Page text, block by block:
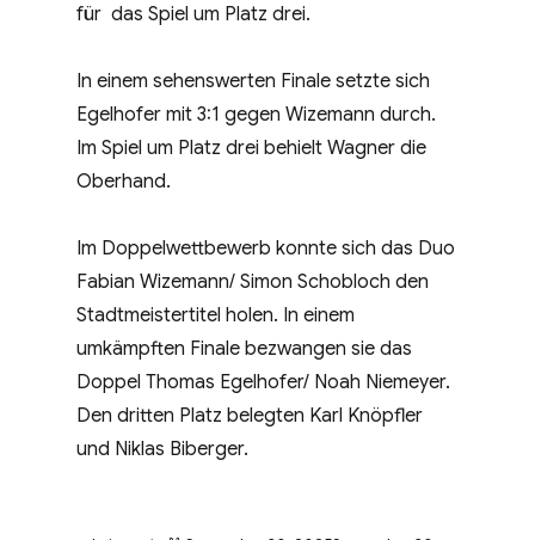
für das Spiel um Platz drei.
In einem sehenswerten Finale setzte sich
Egelhofer mit 3:1 gegen Wizemann durch.
Im Spiel um Platz drei behielt Wagner die
Oberhand.
Im Doppelwettbewerb konnte sich das Duo
Fabian Wizemann/ Simon Schobloch den
Stadtmeistertitel holen. In einem
umkämpften Finale bezwangen sie das
Doppel Thomas Egelhofer/ Noah Niemeyer.
Den dritten Platz belegten Karl Knöpfler
und Niklas Biberger.